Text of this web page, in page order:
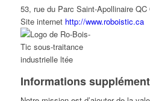
53, rue du Parc Saint-Apollinaire QC
Site internet http://www.roboistic.ca
Informations